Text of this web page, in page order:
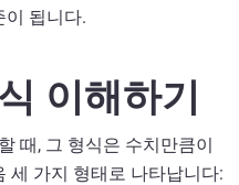
이 됩니다.
이해하기
때, 그 형식은 수치만큼이
세 가지 형태로 나타납니다: